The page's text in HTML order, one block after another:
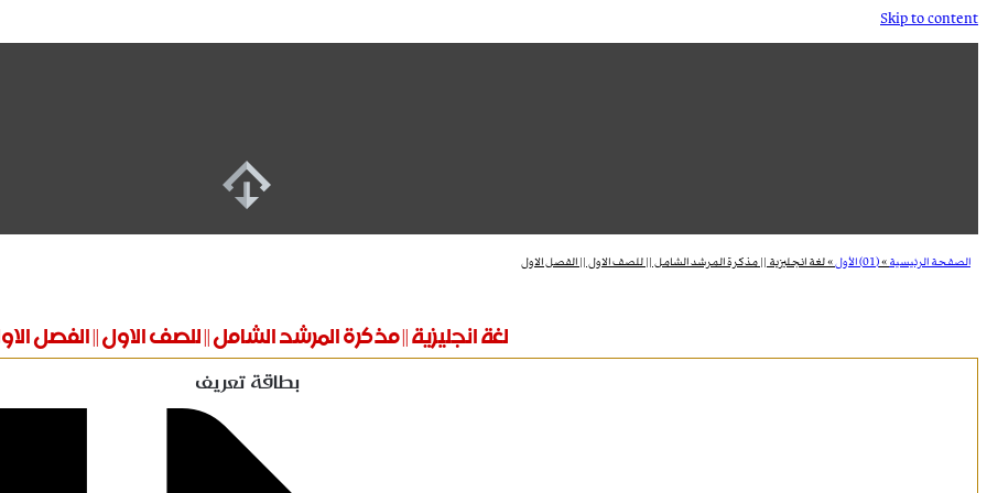
Skip to content
الصفحة الرئيسية»(01) الأول »لغة انجليزية || مذكرة المرشد الشامل || للصف الاول || الفصل الاول
لغة انجليزية || مذكرة المرشد الشامل || للصف الاول || الفصل
بطاقة تعريف